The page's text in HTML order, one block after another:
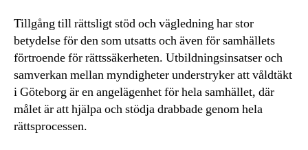
Tillgång till rättsligt stöd och vägledning har stor
betydelse för den som utsatts och även för samhällets
förtroende för rättssäkerheten. Utbildningsinsatser och
samverkan mellan myndigheter understryker att våldtäkt
i Göteborg är en angelägenhet för hela samhället, där
målet är att hjälpa och stödja drabbade genom hela
rättsprocessen.